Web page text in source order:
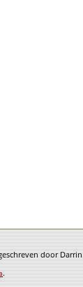
door
.